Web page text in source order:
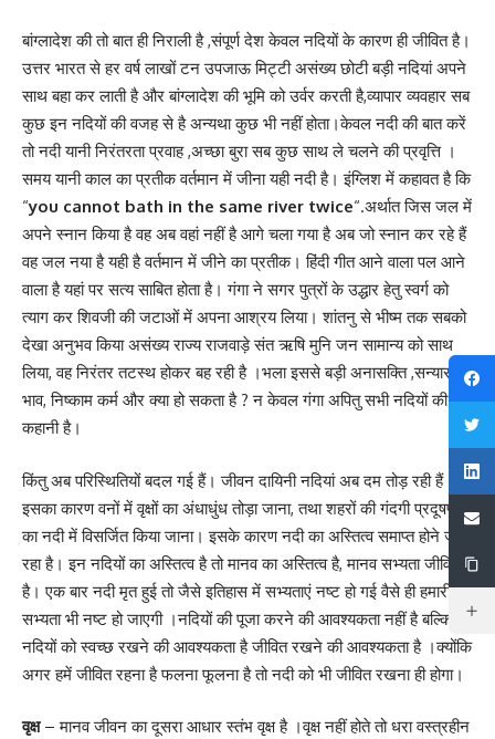
बांग्लादेश की तो बात ही निराली है ,संपूर्ण देश केवल नदियों के कारण ही जीवित है।
उत्तर भारत से हर वर्ष लाखों टन उपजाऊ मिट्टी असंख्य छोटी बड़ी नदियां अपने
साथ बहा कर लाती है और बांग्लादेश की भूमि को उर्वर करती है,व्यापार व्यवहार सब
कुछ इन नदियों की वजह से है अन्यथा कुछ भी नहीं होता।केवल नदी की बात करें
तो नदी यानी निरंतरता प्रवाह ,अच्छा बुरा सब कुछ साथ ले चलने की प्रवृत्ति ।
समय यानी काल का प्रतीक वर्तमान में जीना यही नदी है। इंग्लिश में कहावत है कि
“you cannot bath in the same river twice“.अर्थात जिस जल में
अपने स्नान किया है वह अब वहां नहीं है आगे चला गया है अब जो स्नान कर रहे हैं
वह जल नया है यही है वर्तमान में जीने का प्रतीक। हिंदी गीत आने वाला पल आने
वाला है यहां पर सत्य साबित होता है। गंगा ने सगर पुत्रों के उद्धार हेतु स्वर्ग को
त्याग कर शिवजी की जटाओं में अपना आश्रय लिया। शांतनु से भीष्म तक सबको
देखा अनुभव किया असंख्य राज्य राजवाड़े संत ऋषि मुनि जन सामान्य को साथ
लिया, वह निरंतर तटस्थ होकर बह रही है ।भला इससे बड़ी अनासक्ति ,सन्यासी
भाव, निष्काम कर्म और क्या हो सकता है ? न केवल गंगा अपितु सभी नदियों की यही
कहानी है।
किंतु अब परिस्थितियों बदल गई हैं। जीवन दायिनी नदियां अब दम तोड़ रही हैं।
इसका कारण वनों में वृक्षों का अंधाधुंध तोड़ा जाना, तथा शहरों की गंदगी प्रदूषण
का नदी में विसर्जित किया जाना। इसके कारण नदी का अस्तित्व समाप्त होने जा
रहा है। इन नदियों का अस्तित्व है तो मानव का अस्तित्व है, मानव सभ्यता जीवित
है। एक बार नदी मृत हुई तो जैसे इतिहास में सभ्यताएं नष्ट हो गई वैसे ही हमारी
सभ्यता भी नष्ट हो जाएगी ।नदियों की पूजा करने की आवश्यकता नहीं है बल्कि
नदियों को स्वच्छ रखने की आवश्यकता है जीवित रखने की आवश्यकता है ।क्योंकि
अगर हमें जीवित रहना है फलना फूलना है तो नदी को भी जीवित रखना ही होगा।
वृक्ष– मानव जीवन का दूसरा आधार स्तंभ वृक्ष है ।वृक्ष नहीं होते तो धरा वस्त्रहीन